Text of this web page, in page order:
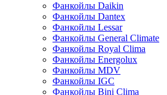
Фанкойлы Daikin
Фанкойлы Dantex
Фанкойлы Lessar
Фанкойлы General Climate
Фанкойлы Royal Clima
Фанкойлы Energolux
Фанкойлы MDV
Фанкойлы IGC
Фанкойлы Bini Clima